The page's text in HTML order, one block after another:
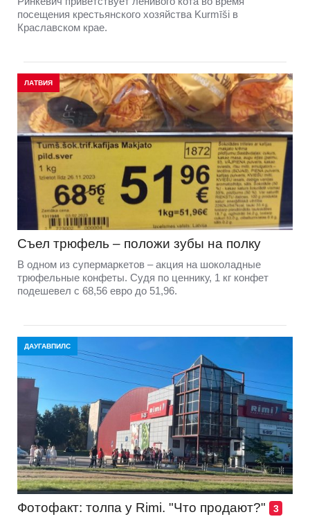
посещения крестьянского хозяйства Kurmīši в
Краславском крае.
ЛАТВИЯ
Съел трюфель – положи зубы на полку
В одном из супермаркетов – акция на шоколадные
трюфельные конфеты. Судя по ценнику, 1 кг конфет
подешевел с 68,56 евро до 51,96.
ДАУГАВПИЛС
Фотофакт: толпа у Rimi. "Что продают?" 3